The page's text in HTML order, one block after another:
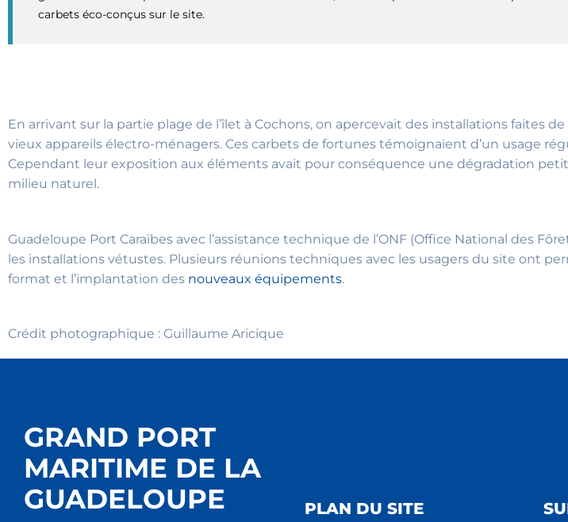
carbets éco-conçus sur le site.
En arrivant sur la partie plage de l’îlet à Cochons, on apercevait des installations faites
vieux appareils électro-ménagers. Ces carbets de fortunes témoignaient d’un usage
Cependant leur exposition aux éléments avait pour conséquence une dégradation
milieu naturel.
Guadeloupe Port Caraïbes avec l’assistance technique de l’ONF (Office National des
les installations vétustes. Plusieurs réunions techniques avec les usagers du site ont
format et l’implantation des nouveaux équipements.
Crédit photographique : Guillaume Aricique
GRAND PORT
MARITIME DE LA
GUADELOUPE
PLAN DU SITE